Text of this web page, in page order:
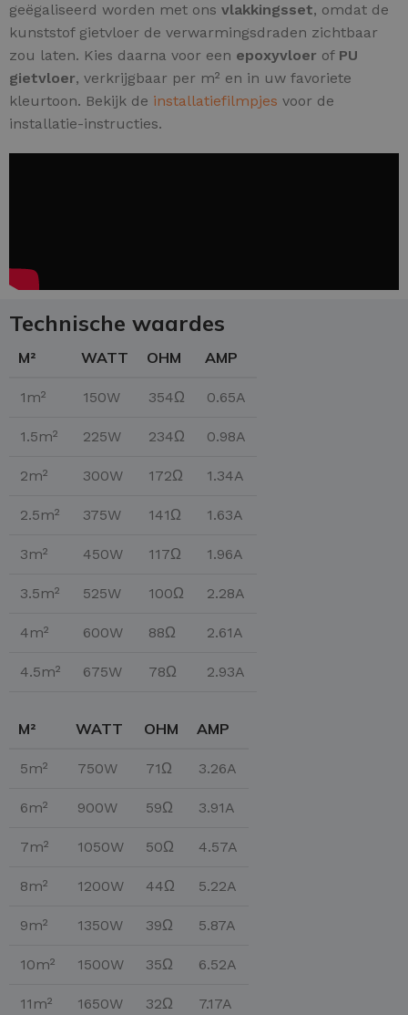
geëgaliseerd worden met ons vlakkingsset, omdat de
kunststof gietvloer de verwarmingsdraden zichtbaar
zou laten. Kies daarna voor een epoxyvloer of PU
gietvloer, verkrijgbaar per m² en in uw favoriete
kleurtoon. Bekijk de installatiefilmpjes voor de
installatie-instructies.
Technische waardes
M² WATT OHM AMP
1m² 150W 354Ω 0.65A
1.5m² 225W 234Ω 0.98A
2m² 300W 172Ω 1.34A
2.5m² 375W 141Ω 1.63A
3m² 450W 117Ω 1.96A
3.5m² 525W 100Ω 2.28A
4m² 600W 88Ω 2.61A
4.5m² 675W 78Ω 2.93A
M² WATT OHM AMP
5m² 750W 71Ω 3.26A
6m² 900W 59Ω 3.91A
7m² 1050W 50Ω 4.57A
8m² 1200W 44Ω 5.22A
9m² 1350W 39Ω 5.87A
10m² 1500W 35Ω 6.52A
11m² 1650W 32Ω 7.17A